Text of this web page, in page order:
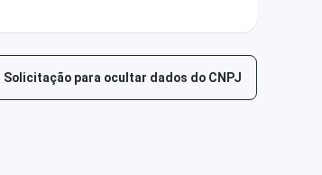
Solicitação para ocultar dados do CNPJ